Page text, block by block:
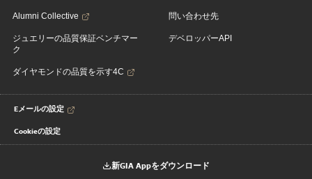
Alumni Collective
ジュエリーの品質保証ベンチマー
ク
ダイヤモンドの品質を示す4C
問い合わせ先
デベロッパーAPI
Eメールの設定
Cookieの設定
新GIA Appをダウンロード